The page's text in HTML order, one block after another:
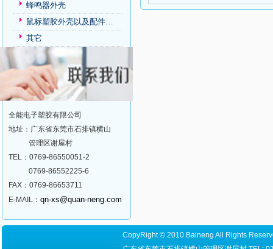
蜂鸣器外壳
鼠标塑胶外壳以及配件…
其它
全能电子塑胶有限公司
地址：广东省东莞市石排镇横山
管理区谢屋村
TEL：0769-86550051-2
0769-86552225-6
FAX：0769-86653711
E-MAIL： qn-xs@quan-neng.com
CopyRight © 2010 Baineng All Rights